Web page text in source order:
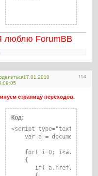
люблю ForumBB
114
17.01.2010
страницу переходов.
Код:
<script type="text/
var a =
for( i=0; i<a.length;
    {
if(